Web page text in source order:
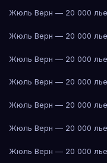
Жюль Верн — 20 000
Жюль Верн — 20 000
Жюль Верн — 20 000
Жюль Верн — 20 000
Жюль Верн — 20 000
Жюль Верн — 20 000
Жюль Верн — 20 000